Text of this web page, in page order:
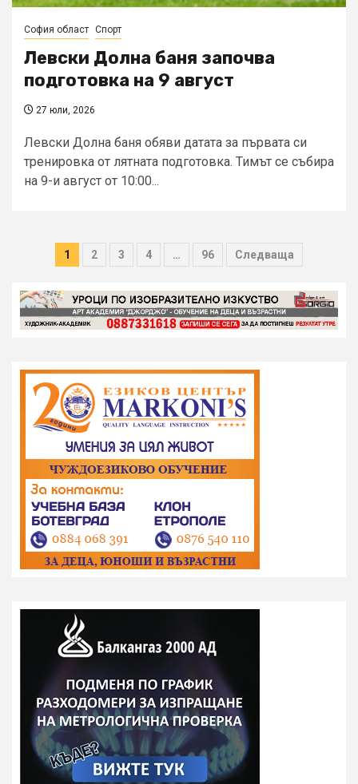
София област Спорт
Левски Долна баня започва
подготовка на 9 август
27 юли, 2026
Левски Долна баня обяви датата за първата си
тренировка от лятната подготовка. Тимът се събира
на 9-и август от 10:00...
Разделяне
публикациите
на
1 2 3 4 … 96 Следваща